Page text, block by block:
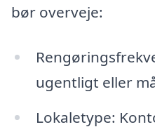
bør overveje:
ugentligt eller
Lokaletype: